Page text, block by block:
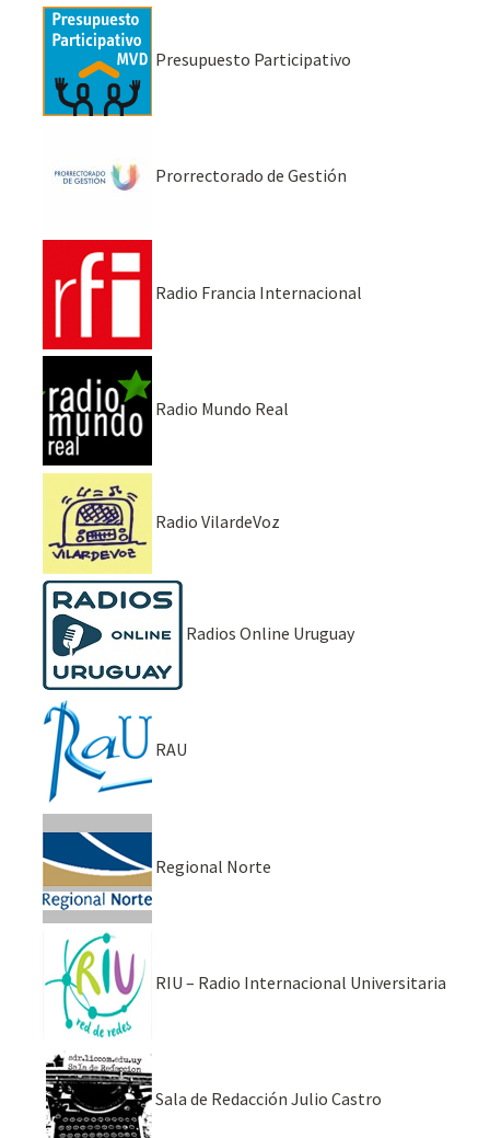
Presupuesto Participativo
Prorrectorado de Gestión
Radio Francia Internacional
Radio Mundo Real
Radio VilardeVoz
Radios Online Uruguay
RAU
Regional Norte
RIU – Radio Internacional Universitaria
Sala de Redacción Julio Castro